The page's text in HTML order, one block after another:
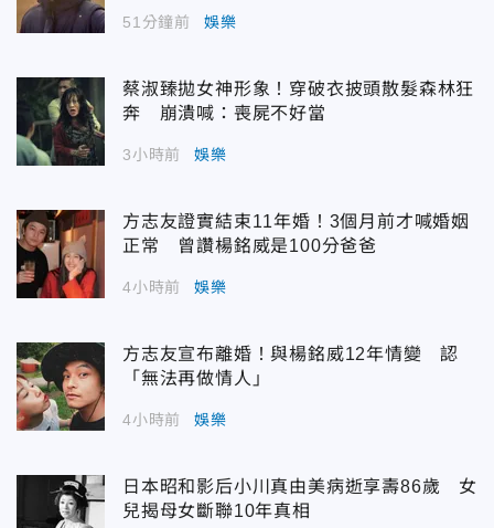
51分鐘前 娛樂
蔡淑臻拋女神形象！穿破衣披頭散髮森林狂
奔 崩潰喊：喪屍不好當
3小時前 娛樂
方志友證實結束11年婚！3個月前才喊婚姻
正常 曾讚楊銘威是100分爸爸
4小時前 娛樂
方志友宣布離婚！與楊銘威12年情變 認
「無法再做情人」
4小時前 娛樂
日本昭和影后小川真由美病逝享壽86歲 女
兒揭母女斷聯10年真相